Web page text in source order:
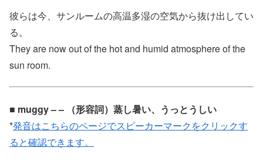
彼らは今、サンルームの高温多湿の空気から抜け出してい
る。
They are now out of the hot and humid atmosphere of the
sun room.
■ muggy – – （形容詞）蒸し暑い、うっとうしい
*発音はこちらのページでスピーカーマークをクリックす
ると確認できます。